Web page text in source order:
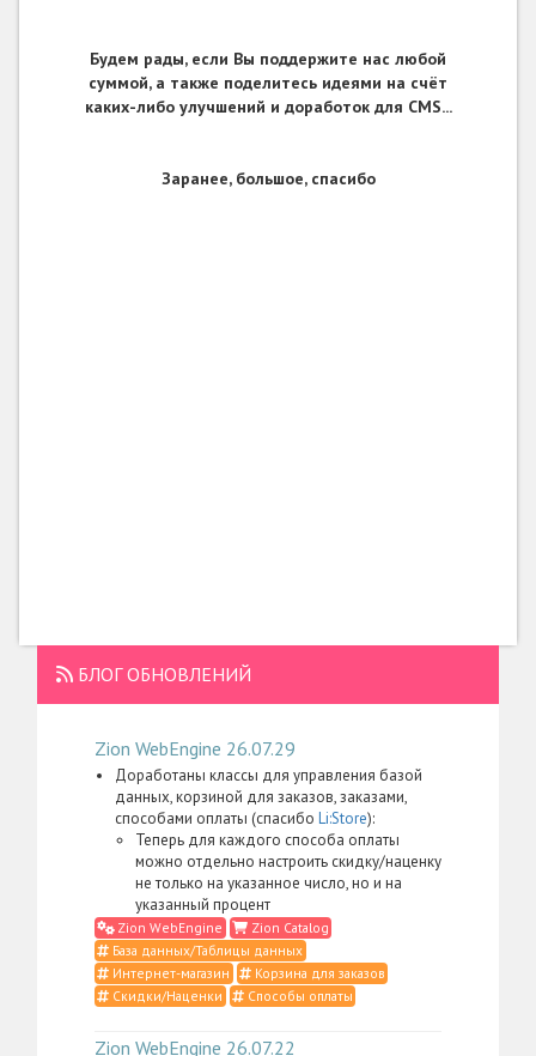
Будем рады, если Вы поддержите нас любой
суммой, а также поделитесь идеями на счёт
каких-либо улучшений и доработок для CMS...
Заранее, большое, спасибо
БЛОГ ОБНОВЛЕНИЙ
Zion WebEngine 26.07.29
Доработаны классы для управления базой
данных, корзиной для заказов, заказами,
способами оплаты (спасибо Li:Store):
Теперь для каждого способа оплаты
можно отдельно настроить скидку/наценку
не только на указанное число, но и на
указанный процент
Zion WebEngine
Zion Catalog
База данных/Таблицы данных
Интернет-магазин
Корзина для заказов
Скидки/Наценки
Способы оплаты
Zion WebEngine 26.07.22